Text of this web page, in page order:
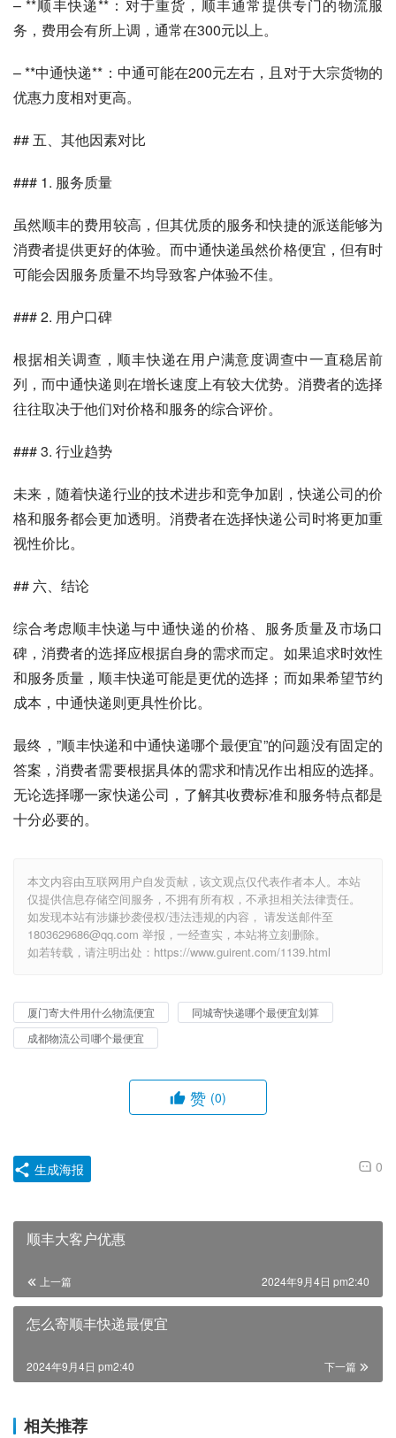
– **顺丰快递**：对于重货，顺丰通常提供专门的物流服
务，费用会有所上调，通常在300元以上。
– **中通快递**：中通可能在200元左右，且对于大宗货物的
优惠力度相对更高。
## 五、其他因素对比
### 1. 服务质量
虽然顺丰的费用较高，但其优质的服务和快捷的派送能够为
消费者提供更好的体验。而中通快递虽然价格便宜，但有时
可能会因服务质量不均导致客户体验不佳。
### 2. 用户口碑
根据相关调查，顺丰快递在用户满意度调查中一直稳居前
列，而中通快递则在增长速度上有较大优势。消费者的选择
往往取决于他们对价格和服务的综合评价。
### 3. 行业趋势
未来，随着快递行业的技术进步和竞争加剧，快递公司的价
格和服务都会更加透明。消费者在选择快递公司时将更加重
视性价比。
## 六、结论
综合考虑顺丰快递与中通快递的价格、服务质量及市场口
碑，消费者的选择应根据自身的需求而定。如果追求时效性
和服务质量，顺丰快递可能是更优的选择；而如果希望节约
成本，中通快递则更具性价比。
最终，”顺丰快递和中通快递哪个最便宜”的问题没有固定的
答案，消费者需要根据具体的需求和情况作出相应的选择。
无论选择哪一家快递公司，了解其收费标准和服务特点都是
十分必要的。
本文内容由互联网用户自发贡献，该文观点仅代表作者本人。本站
仅提供信息存储空间服务，不拥有所有权，不承担相关法律责任。
如发现本站有涉嫌抄袭侵权/违法违规的内容， 请发送邮件至
1803629686@qq.com 举报，一经查实，本站将立刻删除。
如若转载，请注明出处：https://www.guirent.com/1139.html
厦门寄大件用什么物流便宜
同城寄快递哪个最便宜划算
成都物流公司哪个最便宜
赞 (0)
0
生成海报
顺丰大客户优惠
上一篇 2024年9月4日 pm2:40
怎么寄顺丰快递最便宜
下一篇
2024年9月4日 pm2:40
相关推荐